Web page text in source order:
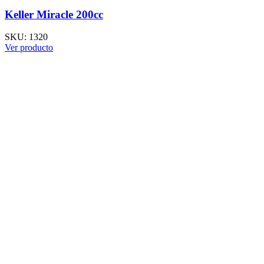
Keller Miracle 200cc
SKU: 1320
Ver producto